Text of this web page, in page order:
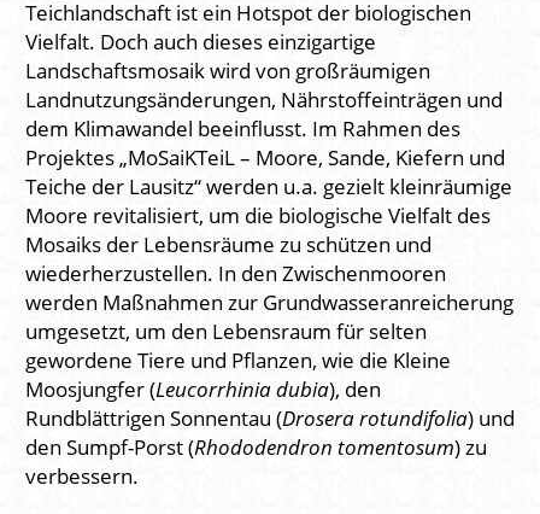
Teichlandschaft ist ein Hotspot der biologischen
Vielfalt. Doch auch dieses einzigartige
Landschaftsmosaik wird von großräumigen
Landnutzungsänderungen, Nährstoffeinträgen und
dem Klimawandel beeinflusst. Im Rahmen des
Projektes „MoSaiKTeiL – Moore, Sande, Kiefern und
Teiche der Lausitz“ werden u.a. gezielt kleinräumige
Moore revitalisiert, um die biologische Vielfalt des
Mosaiks der Lebensräume zu schützen und
wiederherzustellen. In den Zwischenmooren
werden Maßnahmen zur Grundwasseranreicherung
umgesetzt, um den Lebensraum für selten
gewordene Tiere und Pflanzen, wie die Kleine
Moosjungfer (Leucorrhinia dubia), den
Rundblättrigen Sonnentau (Drosera rotundifolia) und
den Sumpf-Porst (Rhododendron tomentosum) zu
verbessern.